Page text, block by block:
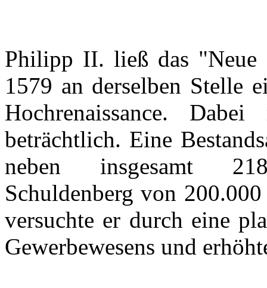
Philipp II. ließ das "Neue
1579 an derselben Stelle
Hochrenaissance. Dabei
beträchtlich. Eine
neben
insgesamt
Schuldenberg von
versuchte er durch eine
Gewerbewesens und